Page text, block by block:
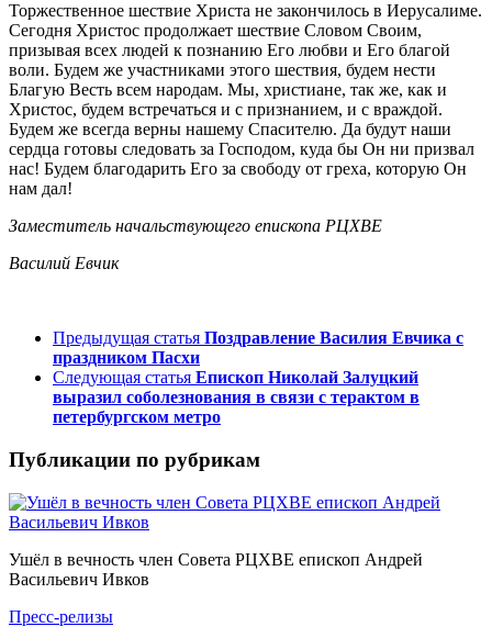
Торжественное шествие Христа не закончилось в Иерусалиме.
Сегодня Христос продолжает шествие Словом Своим,
призывая всех людей к познанию Его любви и Его благой
воли. Будем же участниками этого шествия, будем нести
Благую Весть всем народам. Мы, христиане, так же, как и
Христос, будем встречаться и с признанием, и с враждой.
Будем же всегда верны нашему Спасителю. Да будут наши
сердца готовы следовать за Господом, куда бы Он ни призвал
нас! Будем благодарить Его за свободу от греха, которую Он
нам дал!
Заместитель начальствующего епископа РЦХВЕ
Василий Евчик
Предыдущая статья Поздравление Василия Евчика с
праздником Пасхи
Следующая статья Епископ Николай Залуцкий
выразил соболезнования в связи с терактом в
петербургском метро
Публикации по рубрикам
Ушёл в вечность член Совета РЦХВЕ епископ Андрей
Васильевич Ивков
Пресс-релизы